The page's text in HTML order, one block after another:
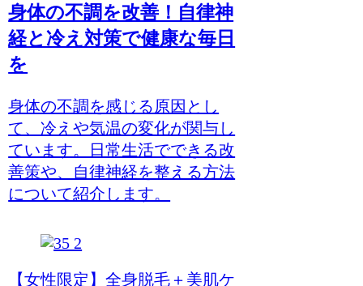
身体の不調を改善！自律神
経と冷え対策で健康な毎日
を
身体の不調を感じる原因とし
て、冷えや気温の変化が関与し
ています。日常生活でできる改
善策や、自律神経を整える方法
について紹介します。
【女性限定】全身脱毛＋美肌ケ